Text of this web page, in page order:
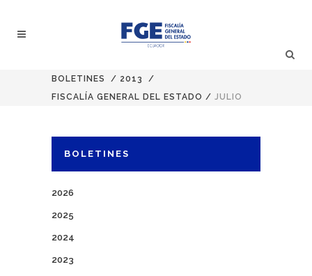
BOLETINES / 2013
/
FISCALÍA GENERAL DEL ESTADO / JULIO
BOLETINES
2026
2025
2024
2023